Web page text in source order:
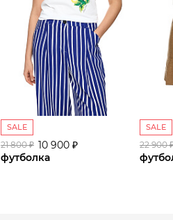
SALE
21 800 ₽ 10 900 ₽
футболка
SALE
22 900